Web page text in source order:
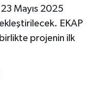
Mayıs 2025
EKAP
projenin ilk